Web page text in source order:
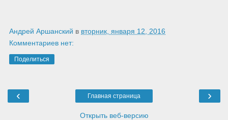
Андрей Аршанский в вторник, января 12, 2016
Комментариев нет:
Поделиться
‹ ›
Главная страница
Открыть веб-версию